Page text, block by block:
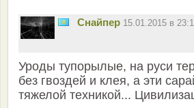
Снайпер 15.01.2015 в
Уроды тупорылые, на руси
без гвоздей и клея, а эти
тяжелой техникой...